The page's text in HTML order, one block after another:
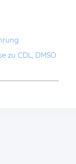
zu CDL, DMSO